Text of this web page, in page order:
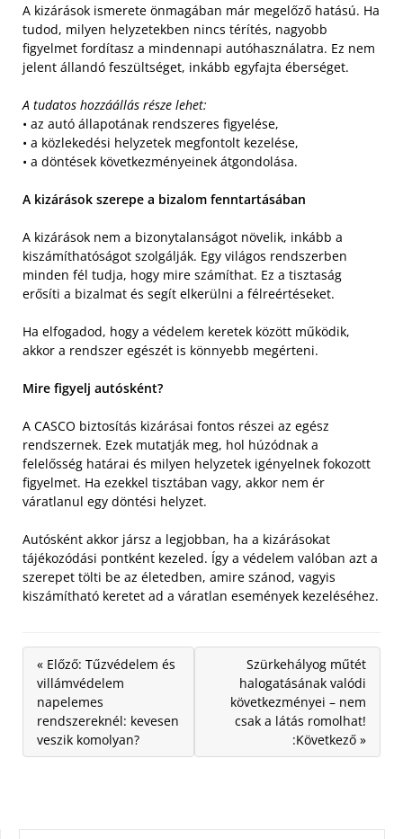
A kizárások ismerete önmagában már megelőző hatású. Ha
tudod, milyen helyzetekben nincs térítés, nagyobb
figyelmet fordítasz a mindennapi autóhasználatra. Ez nem
jelent állandó feszültséget, inkább egyfajta éberséget.
A tudatos hozzáállás része lehet:
• az autó állapotának rendszeres figyelése,
• a közlekedési helyzetek megfontolt kezelése,
• a döntések következményeinek átgondolása.
A kizárások szerepe a bizalom fenntartásában
A kizárások nem a bizonytalanságot növelik, inkább a
kiszámíthatóságot szolgálják. Egy világos rendszerben
minden fél tudja, hogy mire számíthat. Ez a tisztaság
erősíti a bizalmat és segít elkerülni a félreértéseket.
Ha elfogadod, hogy a védelem keretek között működik,
akkor a rendszer egészét is könnyebb megérteni.
Mire figyelj autósként?
A CASCO biztosítás kizárásai fontos részei az egész
rendszernek. Ezek mutatják meg, hol húzódnak a
felelősség határai és milyen helyzetek igényelnek fokozott
figyelmet. Ha ezekkel tisztában vagy, akkor nem ér
váratlanul egy döntési helyzet.
Autósként akkor jársz a legjobban, ha a kizárásokat
tájékozódási pontként kezeled. Így a védelem valóban azt a
szerepet tölti be az életedben, amire szánod, vagyis
kiszámítható keretet ad a váratlan események kezeléséhez.
« Előző: Tűzvédelem és
villámvédelem
napelemes
rendszereknél: kevesen
veszik komolyan?
Szürkehályog műtét
halogatásának valódi
következményei – nem
csak a látás romolhat!
:Következő »